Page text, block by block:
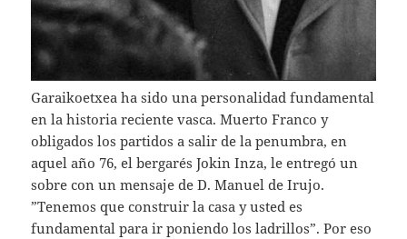
Garaikoetxea ha sido una personalidad fundamental
en la historia reciente vasca. Muerto Franco y
obligados los partidos a salir de la penumbra, en
aquel año 76, el bergarés Jokin Inza, le entregó un
sobre con un mensaje de D. Manuel de Irujo.
”Tenemos que construir la casa y usted es
fundamental para ir poniendo los ladrillos”. Por eso